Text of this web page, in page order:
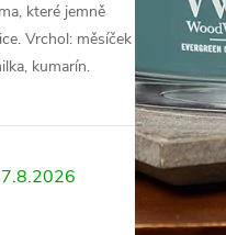
které jemně
Vrchol: měsíček
kumarín.
7.8.2026